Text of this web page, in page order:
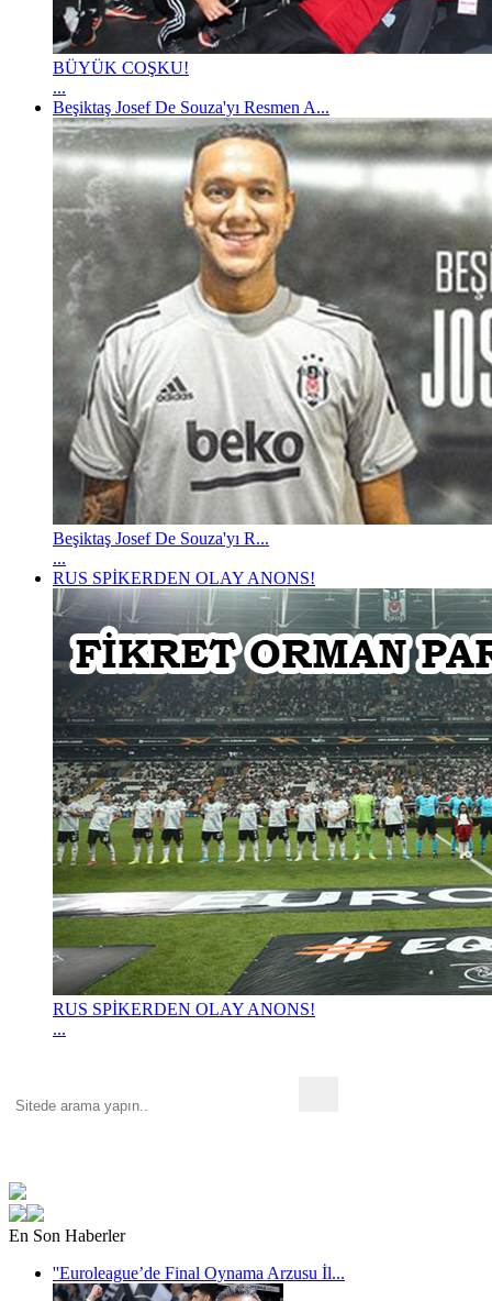
BÜYÜK COŞKU!
...
Beşiktaş Josef De Souza'yı Resmen A...
Beşiktaş Josef De Souza'yı R...
...
RUS SPİKERDEN OLAY ANONS!
RUS SPİKERDEN OLAY ANONS!
...
En Son Haberler
''Euroleague’de Final Oynama Arzusu İl...